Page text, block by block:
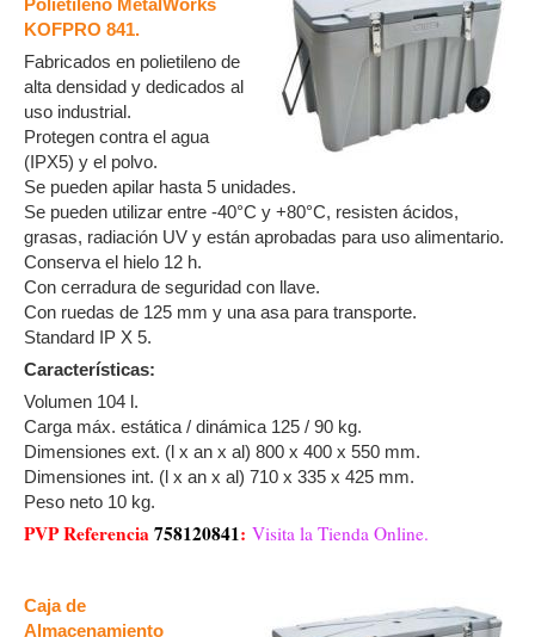
Polietileno MetalWorks
KOFPRO 841.
Fabricados en polietileno de
alta densidad y dedicados al
uso industrial.
Protegen contra el agua
(IPX5) y el polvo.
Se pueden apilar hasta 5 unidades.
Se pueden utilizar entre -40°C y +80°C, resisten ácidos,
grasas, radiación UV y están aprobadas para uso alimentario.
Conserva el hielo 12 h.
Con cerradura de seguridad con llave.
Con ruedas de 125 mm y una asa para transporte.
Standard IP X 5.
Características:
Volumen 104 l.
Carga máx. estática / dinámica 125 / 90 kg.
Dimensiones ext. (l x an x al) 800 x 400 x 550 mm.
Dimensiones int. (l x an x al) 710 x 335 x 425 mm.
Peso neto 10 kg.
PVP Referencia758120841: Visita la Tienda Online.
Caja de
Almacenamiento